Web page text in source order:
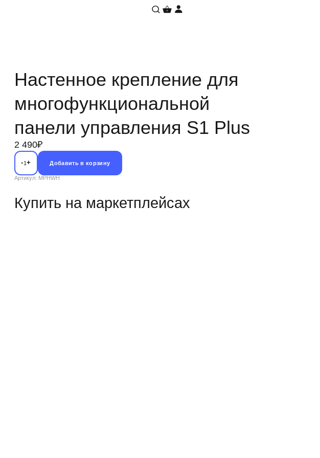
Настенное крепление для
многофункциональной
панели yпpaвлeния S1 Plus
2 490₽
-1+ Добавить в корзину
Артикул: MPHWH
Купить на маркетплейсах